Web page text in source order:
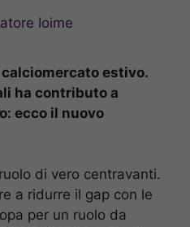
Ioime
estivo.
ha contributo a
ecco il nuovo
di vero centravanti.
a ridurre il gap con le
per un ruolo da